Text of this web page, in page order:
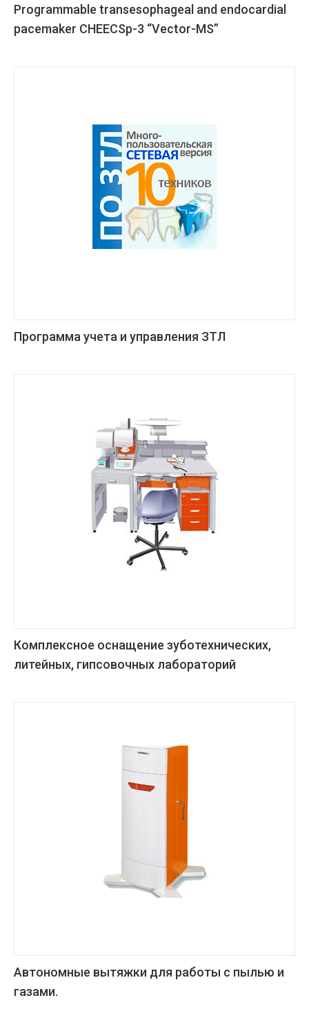
Programmable transesophageal and endocardial
pacemaker CHEECSp-3 “Vector-MS”
Программа учета и управления ЗТЛ
Комплексное оснащение зуботехнических,
литейных, гипсовочных лабораторий
Автономные вытяжки для работы с пылью и
газами.